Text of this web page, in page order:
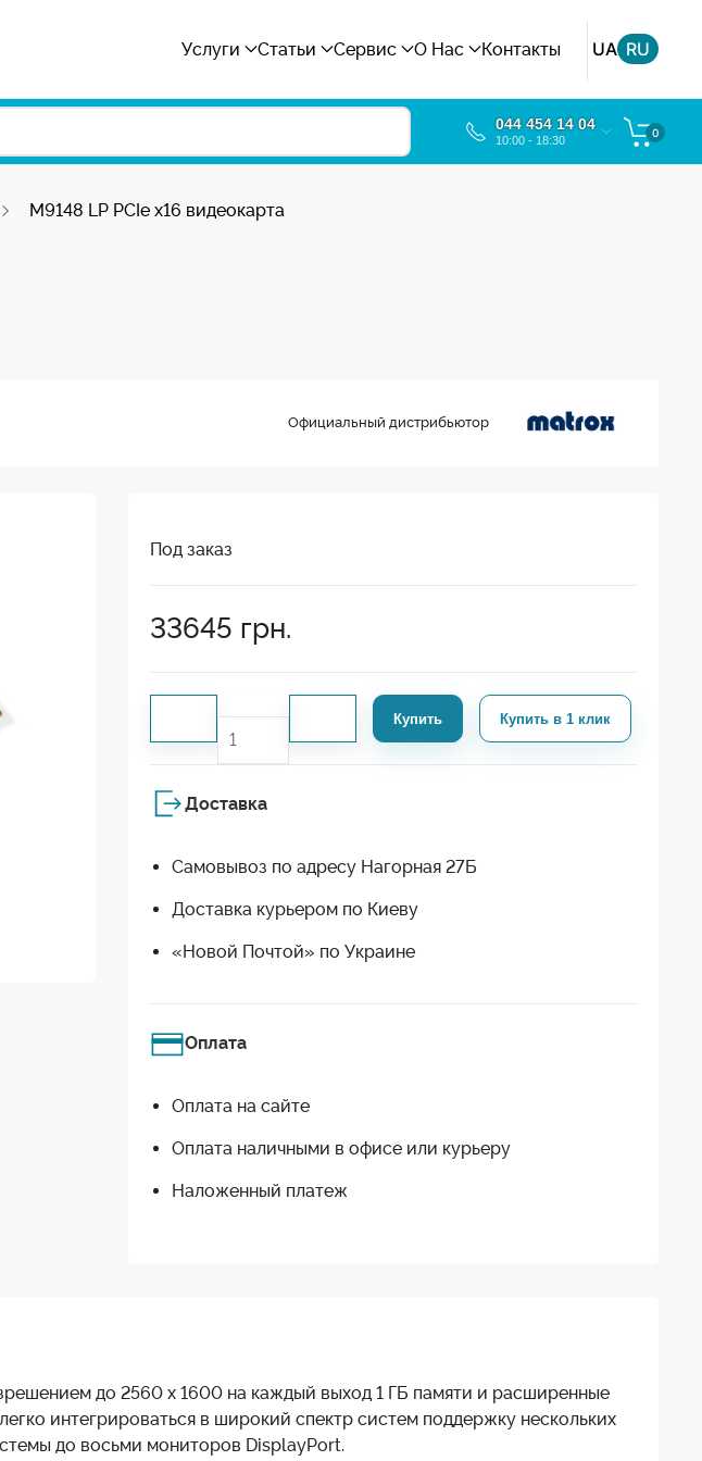
Услуги Статьи Сервис О Нас Контакты UA RU
044 454 14 04
10:00 - 18:30
0
M9148 LP PCIe x16 видеокарта
Официальный дистрибьютор
Под заказ
33645 грн.
Купить Купить в 1 клик
Доставка
Самовывоз по адресу Нагорная 27Б
Доставка курьером по Киеву
«Новой Почтой» по Украине
Оплата
Оплата на сайте
Оплата наличными в офисе или курьеру
Наложенный платеж
до 2560 х 1600 на каждый выход 1 ГБ памяти и расширенные
интегрироваться в широкий спектр систем поддержку нескольких
до восьми мониторов DisplayPort.